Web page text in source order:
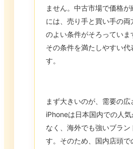
ません。中古市場で価格
には、売り手と買い手の両
のよい条件がそろっていま
その条件を満たしやすい代
す。
まず大きいのが、需要の広
iPhoneは日本国内での人
なく、海外でも強いブラン
す。そのため、国内店頭で